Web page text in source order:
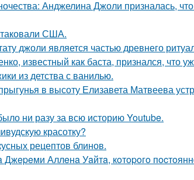
Анджелина Джоли призналась,
США.
джоли является частью древнего
известный как баста, признался, что
из детства с ванилью.
в высоту Елизавета Матвеева
ни разу за всю историю Youtube.
красотку?
рецептов блинов.
Джepeми Аллeнa Уaйтa, кoтopoгo